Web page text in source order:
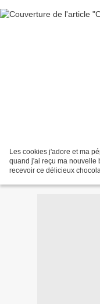
Les cookies j'adore et ma
quand j'ai reçu ma nouvelle
recevoir ce délicieux